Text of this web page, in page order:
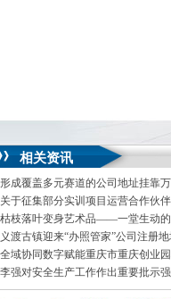
相关资讯
形成覆盖多元赛道的公司地址挂靠
关于征集部分实训项目运营合作伙
枯枝落叶变身艺术品——一堂生动的
义渡古镇迎来“办照管家”公司注册
全域协同数字赋能重庆市重庆创业
李强对安全生产工作作出重要批示